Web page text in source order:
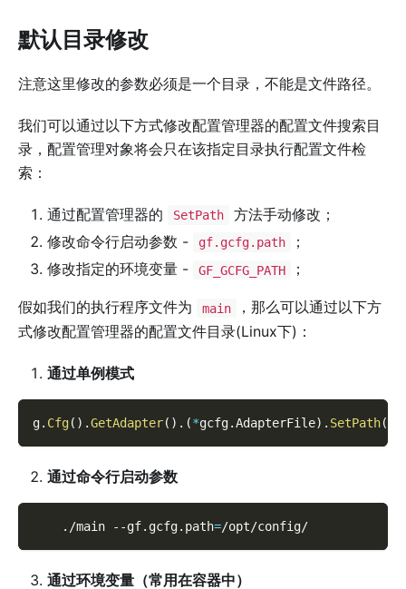
默认目录修改
注意这里修改的参数必须是一个目录，不能是文件路径。
我们可以通过以下方式修改配置管理器的配置文件搜索目
录，配置管理对象将会只在该指定目录执行配置文件检
索：
通过配置管理器的 SetPath
方法手动修改；
修改命令行启动参数 -
gf.gcfg.path
；
修改指定的环境变量 -
GF_GCFG_PATH ；
假如我们的执行程序文件为 main
，那么可以通过以下方
式修改配置管理器的配置文件目录(Linux下)：
通过单例模式
g. Cfg( ) .GetAdapter( ) . (*gcfg.AdapterFile) . SetPath(
通过命令行启动参数
    ./main
--gf.gcfg.path=/opt/config/
通过环境变量（常用在容器中）